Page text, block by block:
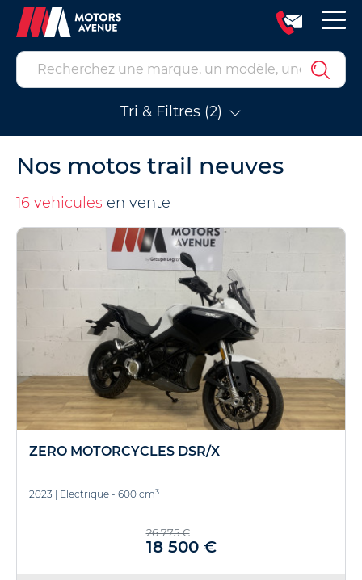
Tri & Filtres (2)
Nos motos trail neuves
16 vehicules en vente
ZERO MOTORCYCLES DSR/X
2023 Electrique - 600 cm3
26 775 €
18 500 €